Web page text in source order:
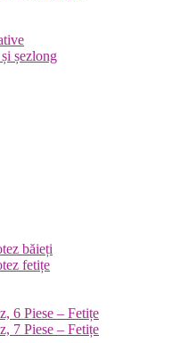
șezlong
băieți
fetițe
6 Piese – Fetițe
7 Piese – Fetițe